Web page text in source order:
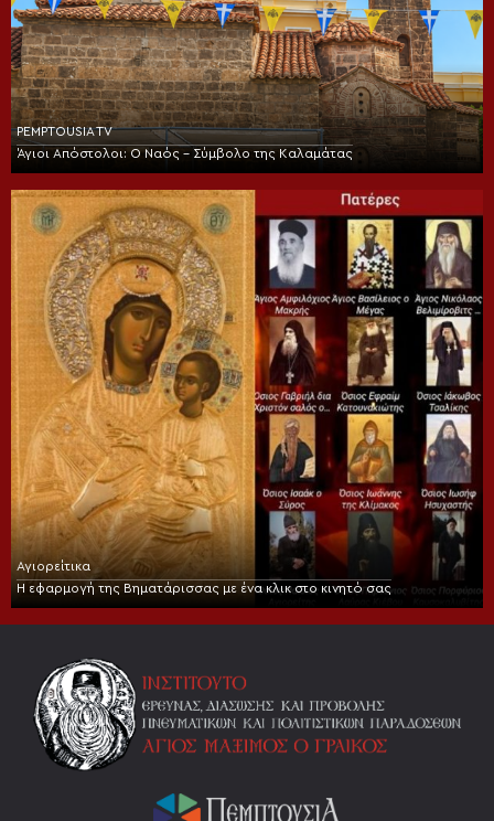
PEMPTOUSIA TV
Άγιοι Απόστολοι: Ο Ναός – Σύμβολο της Καλαμάτας
Αγιορείτικα
Η εφαρμογή της Βηματάρισσας με ένα κλικ στο κινητό σας